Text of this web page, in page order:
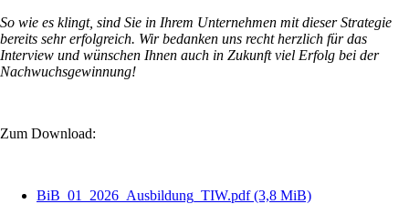
So wie es klingt, sind Sie in Ihrem Unternehmen mit dieser Strategie
bereits sehr erfolgreich. Wir bedanken uns recht herzlich für das
Interview und wünschen Ihnen auch in Zukunft viel Erfolg bei der
Nachwuchsgewinnung!
Zum Download:
BiB_01_2026_Ausbildung_TIW.pdf(3,8 MiB)